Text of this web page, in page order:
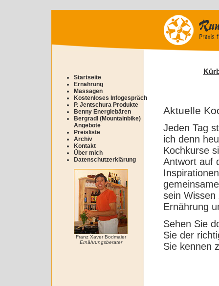
Startseite
Ernährung
Massagen
Kostenloses Infogespräch
P. Jentschura Produkte
Benny Energiebären
Bergradl (Mountainbike)
Angebote
Preisliste
Archiv
Kontakt
Über mich
Datenschutzerklärung
Franz Xaver Bodmaier
Ernährungsberater
Aktuelle
Jeden Tag
ich denn
Kochkurse
Antwort auf
sein
Ernährung
Sehen Sie
Sie der
Sie kennen